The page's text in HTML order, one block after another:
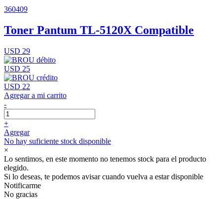
360409
Toner Pantum TL-5120X Compatible
USD 29
USD 25
USD 22
Agregar a mi carrito
-
+
Agregar
No hay suficiente stock disponible
×
Lo sentimos, en este momento no tenemos stock para el producto
elegido.
Si lo deseas, te podemos avisar cuando vuelva a estar disponible
Notificarme
No gracias